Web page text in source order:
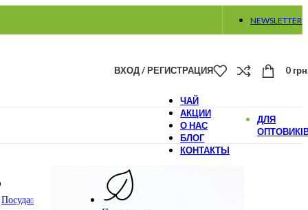
NEWSLETTER
ВХОД / РЕГИСТРАЦИЯ 0
Посуда
ЧАЙ
АКЦИИ
О НАС
БЛОГ
КОНТАКТЫ
ДЛЯ